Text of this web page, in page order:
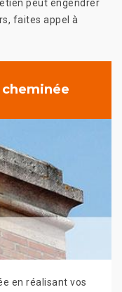
peut engendrer
faites appel à
en réalisant vos